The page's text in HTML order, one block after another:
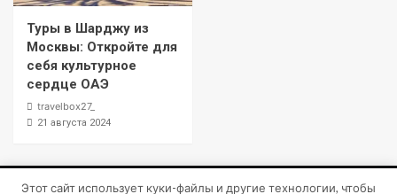
Туры в Шарджу из
Москвы: Откройте для
себя культурное
сердце ОАЭ
travelbox27_
21 августа 2024
Этот сайт использует куки-файлы и другие технологии, чтобы